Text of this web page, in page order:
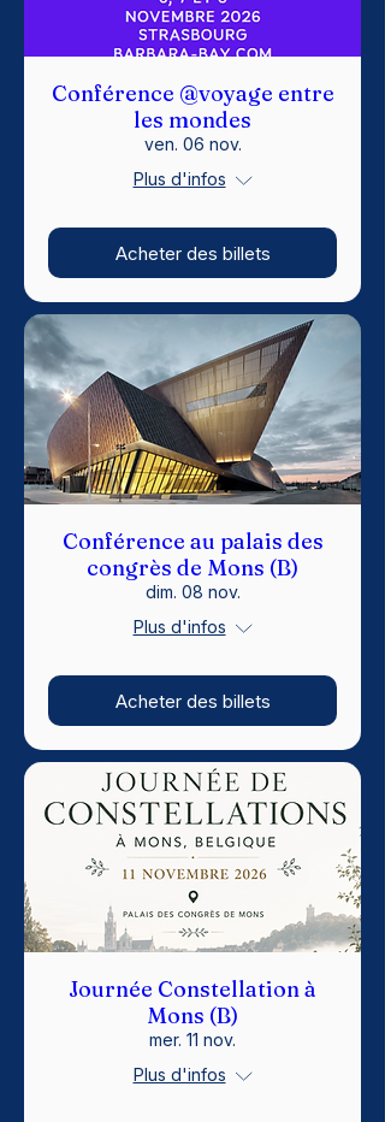
Conférence @voyage entre
les mondes
ven. 06 nov.
Plus d'infos
Acheter des billets
Conférence au palais des
congrès de Mons (B)
dim. 08 nov.
Plus d'infos
Acheter des billets
Journée Constellation à
Mons (B)
mer. 11 nov.
Plus d'infos